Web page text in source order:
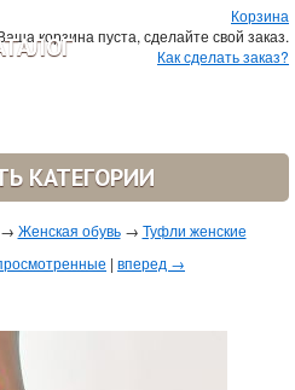
Корзина
корзина пуста, сделайте свой заказ.
Как сделать заказ?
КАТЕГОРИИ
Женская обувь→ Туфли женские
| вперед →